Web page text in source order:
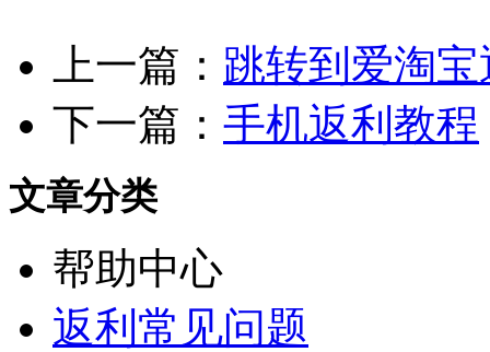
上一篇： 跳转到爱淘
下一篇： 手机返利教程
文章分类
帮助中心
返利常见问题